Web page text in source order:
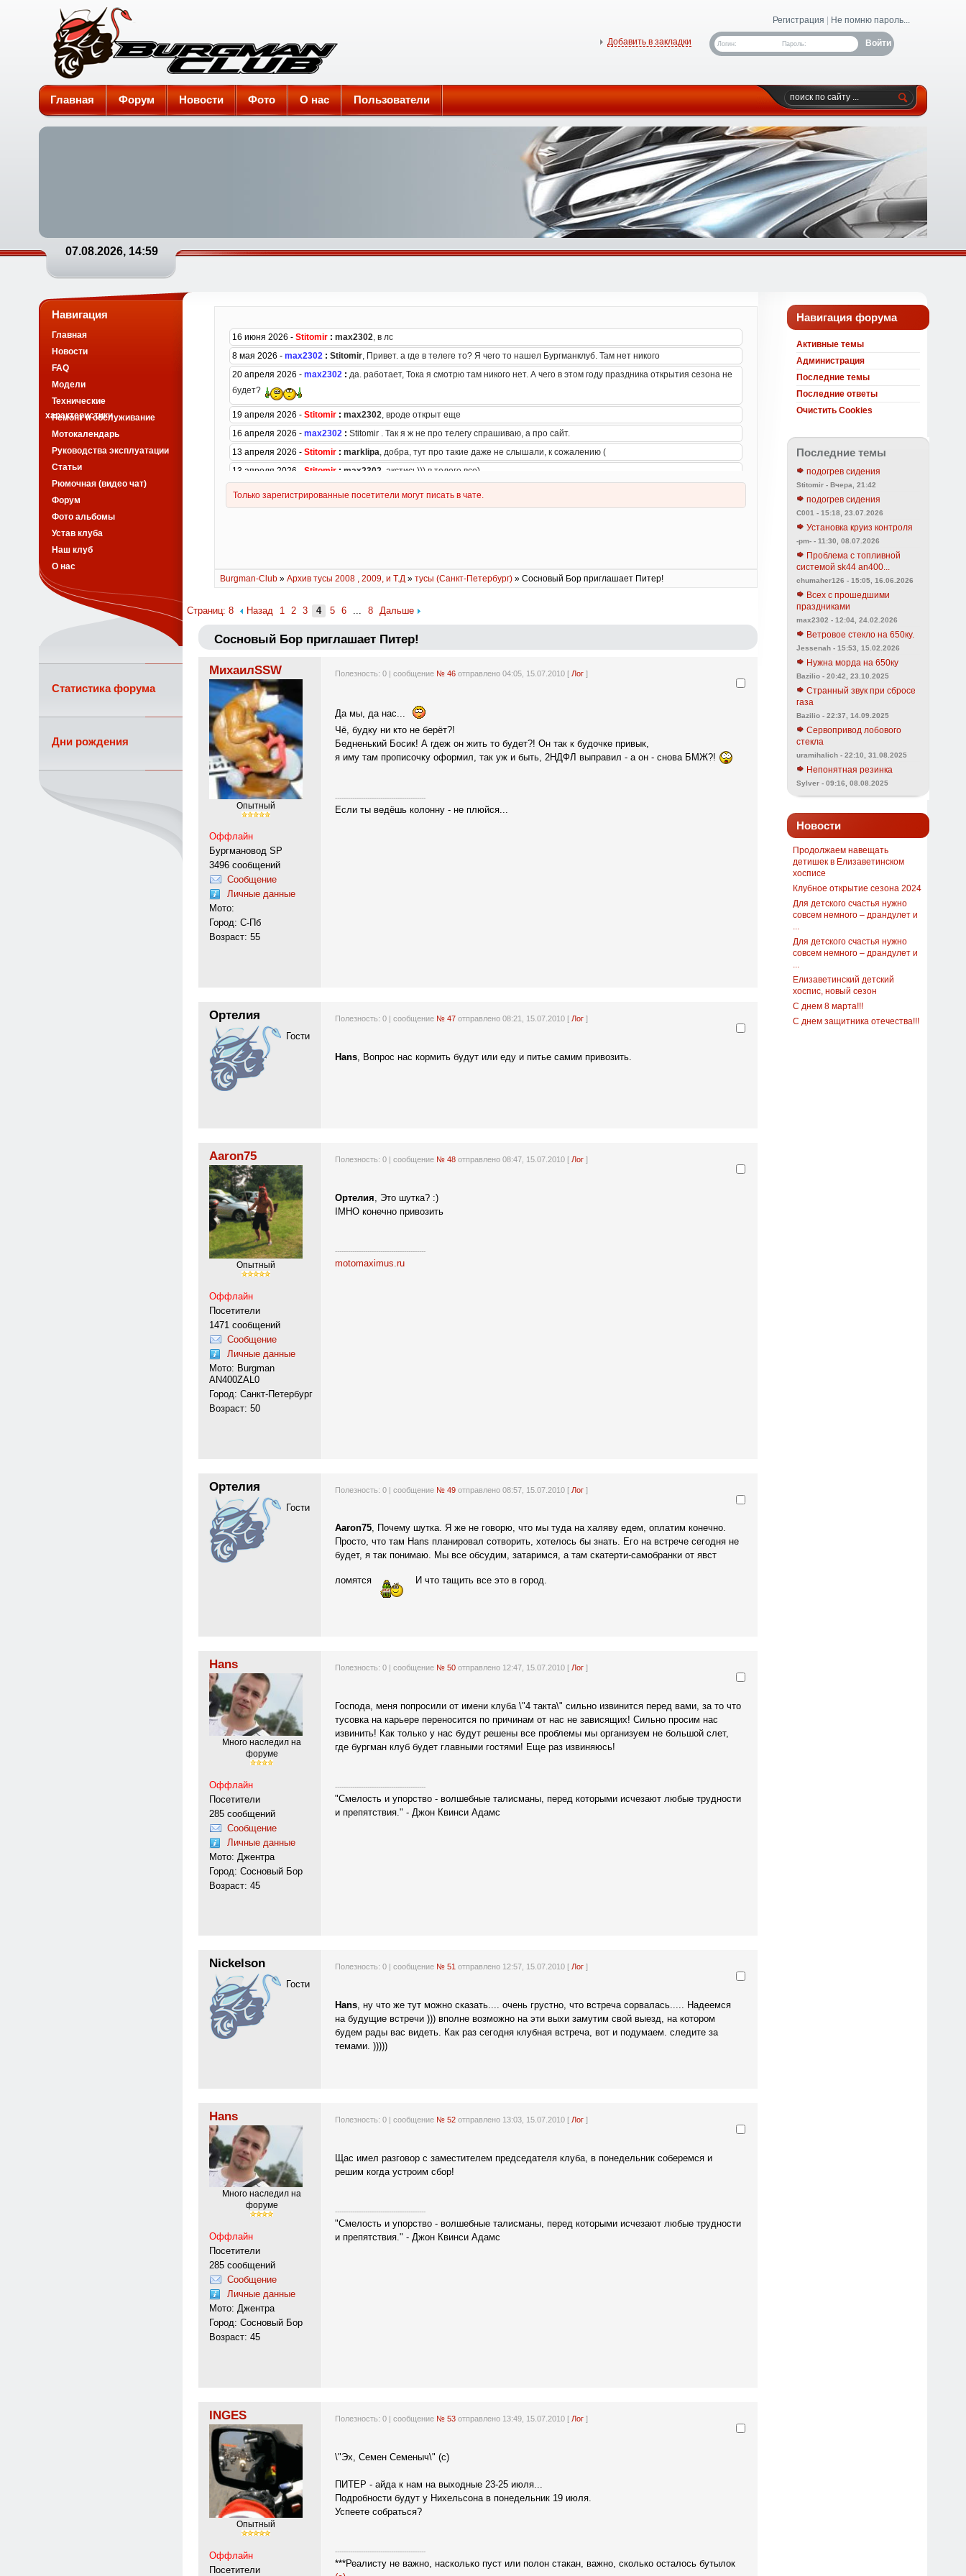
Burgman-Club
Регистрация Не помню пароль...
Логин: Пароль:
Добавить в закладки
Главная Форум Новости Фото О нас Пользователи
07.08.2026, 14:59
Burgman-Club» Архив тусы 2008 , 2009, и Т.Д » тусы (Санкт-Петербург)» Сосновый Бор приглашает Питер!
Страниц: 8 Назад 1 2 3 4 5 6 ... 8 Дальше
Сосновый Бор приглашает Питер!
МихаилSSW
Опытный
Оффлайн
Бургмановод SP
3496 сообщений
Сообщение
Личные данные
Мото:
Город: С-Пб
Возраст: 55
Полезность: 0| сообщение № 46отправлено 04:05, 15.07.2010 [ Лог]
Да мы, да нас...
Чё, будку ни кто не берёт?!
Бедненький Босик! А гдеж он жить то будет?! Он так к будочке привык,
я иму там прописочку оформил, так уж и быть, 2НДФЛ выправил - а он - снова БМЖ?!
------------------------------------------
Если ты ведёшь колонну - не плюйся...
Ортелия
Гости
Полезность: 0| сообщение № 47отправлено 08:21, 15.07.2010 [ Лог]
Hans, Вопрос нас кормить будут или еду и питье самим привозить.
Aaron75
Опытный
Оффлайн
Посетители
1471 сообщений
Сообщение
Личные данные
Мото: Burgman
AN400ZAL0
Город: Санкт-Петербург
Возраст: 50
Полезность: 0| сообщение № 48отправлено 08:47, 15.07.2010 [ Лог]
Ортелия , Это шутка? :)
IMHO конечно привозить
------------------------------------------
motomaximus.ru
Ортелия
Гости
Полезность: 0| сообщение № 49отправлено 08:57, 15.07.2010 [ Лог]
Aaron75, Почему шутка. Я же не говорю, что мы туда на халяву едем, оплатим конечно.
Просто, что там Hans планировал сотворить, хотелось бы знать. Его на встрече сегодня не
будет, я так понимаю. Мы все обсудим, затаримся, а там скатерти-самобранки от явст
ломятся И что тащить все это в город.
Hans
Много наследил на
форуме
Оффлайн
Посетители
285 сообщений
Сообщение
Личные данные
Мото: Джентра
Город: Сосновый Бор
Возраст: 45
Полезность: 0| сообщение № 50отправлено 12:47, 15.07.2010 [ Лог]
Господа, меня попросили от имени клуба \"4 такта\" сильно извинится перед вами, за то что
тусовка на карьере переносится по причинам от нас не зависящих! Сильно просим нас
извинить! Как только у нас будут решены все проблемы мы организуем не большой слет,
где бургман клуб будет главными гостями! Еще раз извиняюсь!
------------------------------------------
"Смелость и упорство - волшебные талисманы, перед которыми исчезают любые трудности
и препятствия." - Джон Квинси Адамс
Nickelson
Гости
Полезность: 0| сообщение № 51 отправлено 12:57, 15.07.2010 [ Лог]
Hans, ну что же тут можно сказать.... очень грустно, что встреча сорвалась..... Надеемся
на будущие встречи ))) вполне возможно на эти выхи замутим свой выезд, на котором
будем рады вас видеть. Как раз сегодня клубная встреча, вот и подумаем. следите за
темами. )))))
Hans
Много наследил на
форуме
Оффлайн
Посетители
285 сообщений
Сообщение
Личные данные
Мото: Джентра
Город: Сосновый Бор
Возраст: 45
Полезность: 0| сообщение № 52отправлено 13:03, 15.07.2010 [ Лог]
Щас имел разговор с заместителем председателя клуба, в понедельник соберемся и
решим когда устроим сбор!
------------------------------------------
"Смелость и упорство - волшебные талисманы, перед которыми исчезают любые трудности
и препятствия." - Джон Квинси Адамс
INGES
Опытный
Оффлайн
Посетители
Полезность: 0| сообщение № 53отправлено 13:49, 15.07.2010 [ Лог]
\"Эх, Семен Семеныч\" (с)
ПИТЕР - айда к нам на выходные 23-25 июля...
Подробности будут у Нихельсона в понедельник 19 июля.
Успеете собраться?
------------------------------------------
***Реалисту не важно, насколько пуст или полон стакан, важно, сколько осталось бутылок
Навигация форума
Активные темы
Администрация
Последние темы
Последние ответы
Очистить Cookies
Последние темы
подогрев сидения
Stitomir - Вчера, 21:42
подогрев сидения
C001 - 15:18, 23.07.2026
Установка круиз контроля
-pm- - 11:30, 08.07.2026
Проблема с топливной
системой sk44 an400...
chumaher126 - 15:05, 16.06.2026
Всех с прошедшими
праздниками
max2302 - 12:04, 24.02.2026
Ветровое стекло на 650ку.
Jessenah - 15:53, 15.02.2026
Нужна морда на 650ку
Bazilio - 20:42, 23.10.2025
Странный звук при сбросе
газа
Bazilio - 22:37, 14.09.2025
Сервопривод лобового
стекла
uramihalich - 22:10, 31.08.2025
Непонятная резинка
Sylver - 09:16, 08.08.2025
Новости
Продолжаем навещать
детишек в Елизаветинском
хосписе
Клубное открытие сезона 2024
Для детского счастья нужно
совсем немного – драндулет и
Для детского счастья нужно
совсем немного – драндулет и
Елизаветинский детский
хоспис, новый сезон
С днем 8 марта!!!
С днем защитника отечества!!!
Навигация
Главная
Новости
FAQ
Модели
Технические
характеристики
Ремонт и обслуживание
Мотокалендарь
Руководства эксплуатации
Статьи
Рюмочная (видео чат)
Форум
Фото альбомы
Устав клуба
Наш клуб
О нас
Статистика форума
Дни рождения